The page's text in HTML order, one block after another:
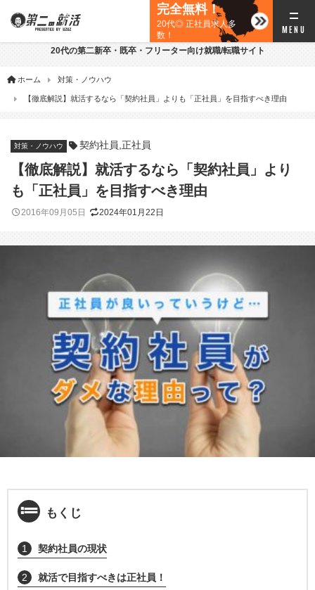
完全無料！
20代◎ 正社員求人多
数！
20代の第二新卒・既卒・フリーター向け就職/転職サイト
ホーム 対策・ノウハウ
【徹底解説】就活するなら「契約社員」よりも「正社員」を目指すべき理由
対策・ノウハウ 契約社員 正社員
【徹底解説】就活するなら「契約社員」より
も「正社員」を目指すべき理由
2016年09月05日 2024年01月22日
もくじ
1 契約社員の現状
2 就活で目指すべきは正社員！